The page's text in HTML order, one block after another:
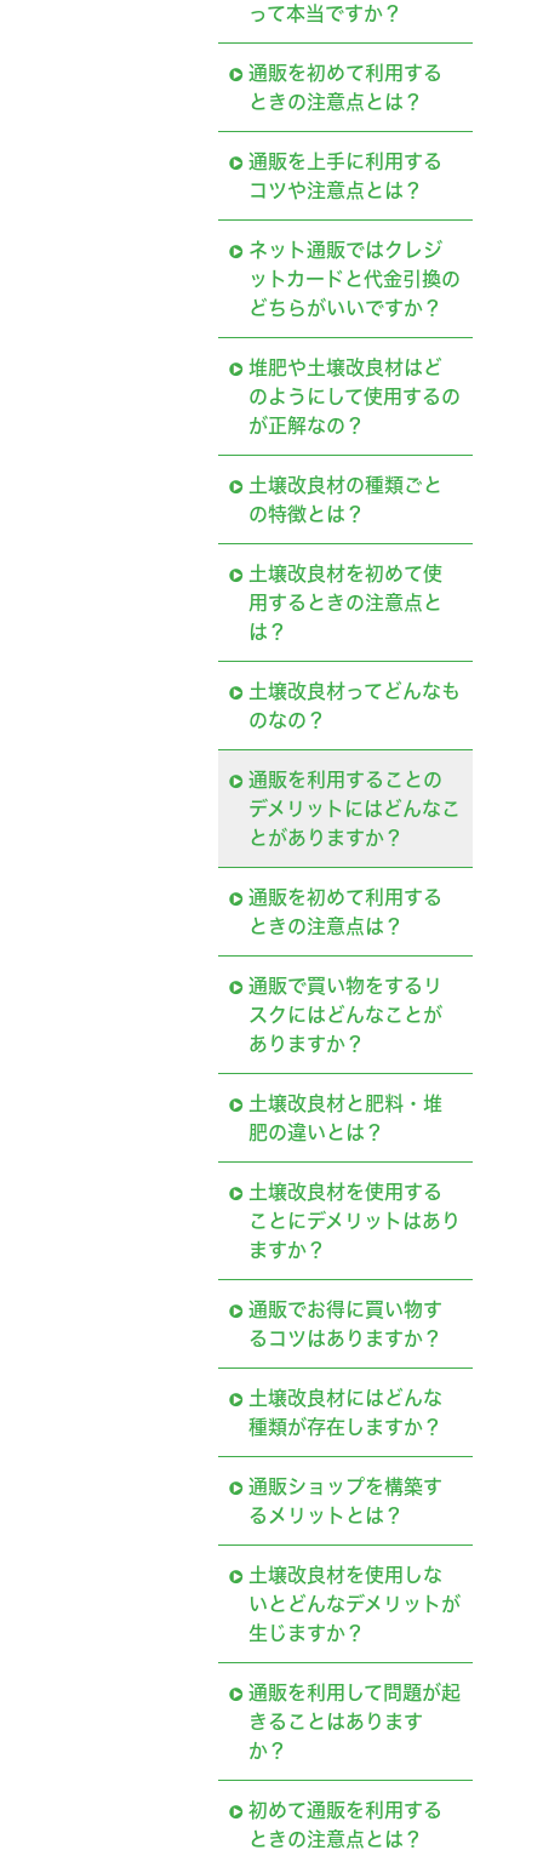
って本当ですか？
通販を初めて利用する
ときの注意点とは？
通販を上手に利用する
コツや注意点とは？
ネット通販ではクレジ
ットカードと代金引換の
どちらがいいですか？
堆肥や土壌改良材はど
のようにして使用するの
が正解なの？
土壌改良材の種類ごと
の特徴とは？
土壌改良材を初めて使
用するときの注意点と
は？
土壌改良材ってどんなも
のなの？
通販を利用することの
デメリットにはどんなこ
とがありますか？
通販を初めて利用する
ときの注意点は？
通販で買い物をするリ
スクにはどんなことが
ありますか？
土壌改良材と肥料・堆
肥の違いとは？
土壌改良材を使用する
ことにデメリットはあり
ますか？
通販でお得に買い物す
るコツはありますか？
土壌改良材にはどんな
種類が存在しますか？
通販ショップを構築す
るメリットとは？
土壌改良材を使用しな
いとどんなデメリットが
生じますか？
通販を利用して問題が起
きることはあります
か？
初めて通販を利用する
ときの注意点とは？